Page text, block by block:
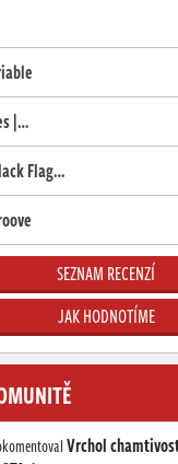
|…
Flag…
SEZNAM RECENZÍ
JAK HODNOTÍME
Vrchol